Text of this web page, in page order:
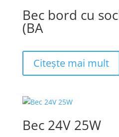
Bec bord cu
(BA
Citește mai mult
Bec 24V 25W